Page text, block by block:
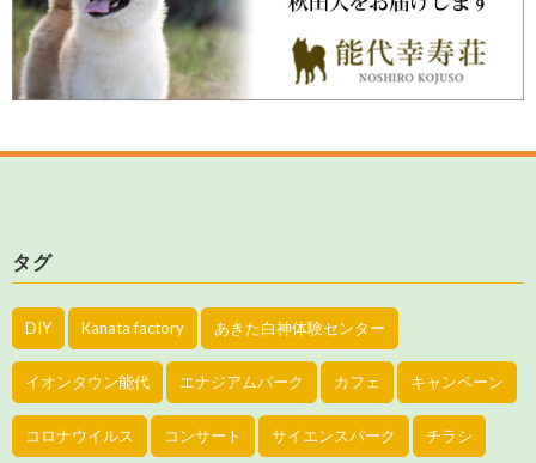
タグ
DIY Kanata factory あきた白神体験センター
イオンタウン能代 エナジアムパーク カフェ キャンペーン
コロナウイルス コンサート サイエンスパーク チラシ